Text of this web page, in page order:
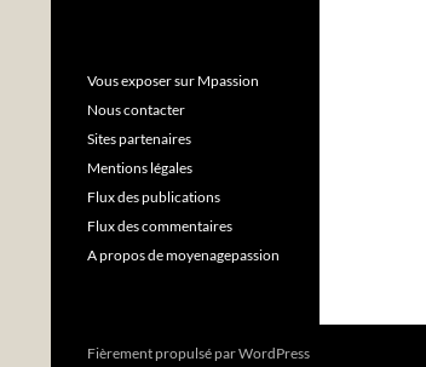
Vous exposer sur Mpassion
Nous contacter
Sites partenaires
Mentions légales
Flux des publications
Flux des commentaires
A propos de moyenagepassion
Fièrement propulsé par WordPress